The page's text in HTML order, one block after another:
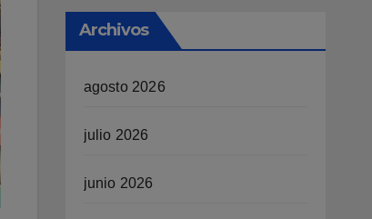
Archivos
agosto 2026
julio 2026
junio 2026